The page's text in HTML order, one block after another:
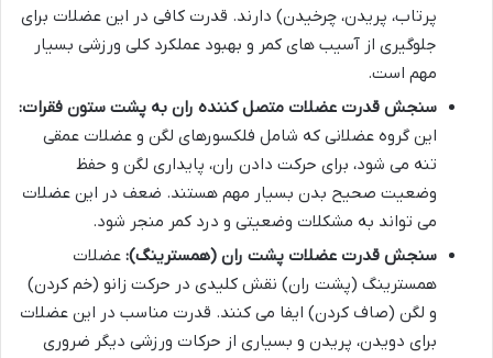
پرتاب، پریدن، چرخیدن) دارند. قدرت کافی در این عضلات برای
جلوگیری از آسیب های کمر و بهبود عملکرد کلی ورزشی بسیار
مهم است.
سنجش قدرت عضلات متصل کننده ران به پشت ستون فقرات:
این گروه عضلانی که شامل فلکسورهای لگن و عضلات عمقی
تنه می شود، برای حرکت دادن ران، پایداری لگن و حفظ
وضعیت صحیح بدن بسیار مهم هستند. ضعف در این عضلات
می تواند به مشکلات وضعیتی و درد کمر منجر شود.
سنجش قدرت عضلات پشت ران (همسترینگ): عضلات
همسترینگ (پشت ران) نقش کلیدی در حرکت زانو (خم کردن)
و لگن (صاف کردن) ایفا می کنند. قدرت مناسب در این عضلات
برای دویدن، پریدن و بسیاری از حرکات ورزشی دیگر ضروری